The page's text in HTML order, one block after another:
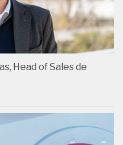
Head of Sales de